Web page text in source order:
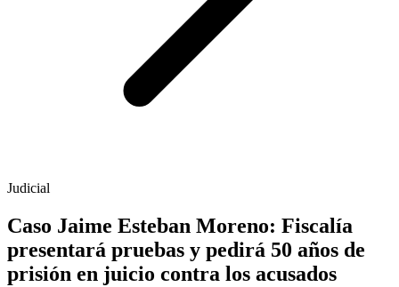
Judicial
Caso Jaime Esteban Moreno: Fiscalía
presentará pruebas y pedirá 50 años de
prisión en juicio contra los acusados